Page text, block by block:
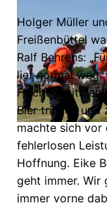
Holger Müller
Freißenbüttel
Ralf Behrens:
lief normal weg,
Bier trinken und
machte sich
fehlerlosen
Hoffnung. Eike
geht immer. Wir
immer vorne